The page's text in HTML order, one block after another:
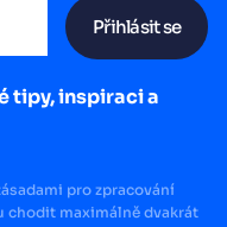
Přihlásit se
tipy, inspiraci a
pro zpracování
chodit maximálně dvakrát